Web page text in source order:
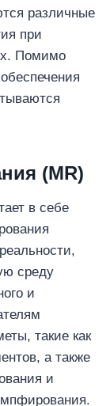
различные
при
Помимо
(MR)
в себе
среду
и
такие как
а также
и